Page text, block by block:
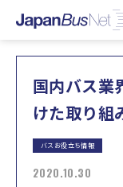
国内バス業
けた取り組
バスお役立ち情報
2020.10.30